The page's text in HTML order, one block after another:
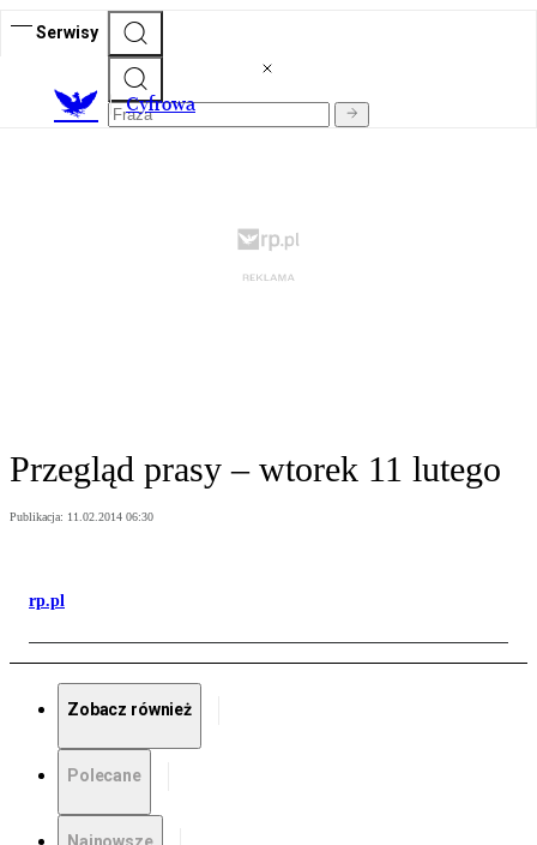
Serwisy
Cyfrowa
Przegląd prasy – wtorek 11 lutego
Publikacja: 11.02.2014 06:30
rp.pl
Zobacz również
Polecane